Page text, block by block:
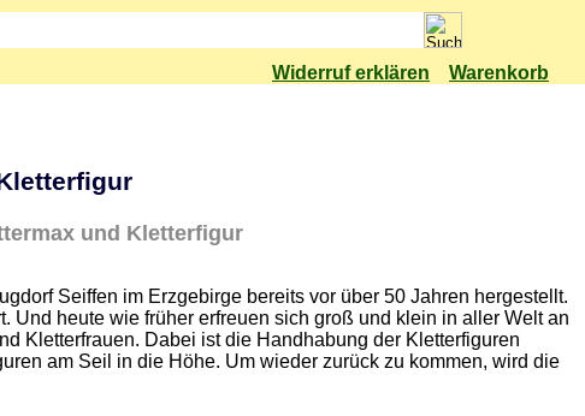
Widerruf erklären Warenkorb
und Kletterfigur
Seiffen im Erzgebirge bereits vor über 50 Jahren hergestellt.
Und heute wie früher erfreuen sich groß und klein in aller Welt an
Kletterfrauen. Dabei ist die Handhabung der Kletterfiguren
am Seil in die Höhe. Um wieder zurück zu kommen, wird die